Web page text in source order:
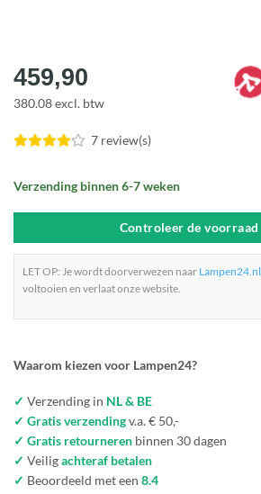
459,90
380.08 excl. btw
7 review(s)
Verzending binnen 6-7 weken
Controleer de voorraad
LET OP: Je wordt doorverwezen naar Lampen24.nl
voltooien en verlaat onze website.
Waarom kiezen voor Lampen24?
✓ Verzending in NL & BE
✓ Gratis verzendingv.a. € 50,-
✓ Gratis retourneren binnen 30 dagen
✓ Veiligachteraf betalen
✓ Beoordeeld met een 8.4